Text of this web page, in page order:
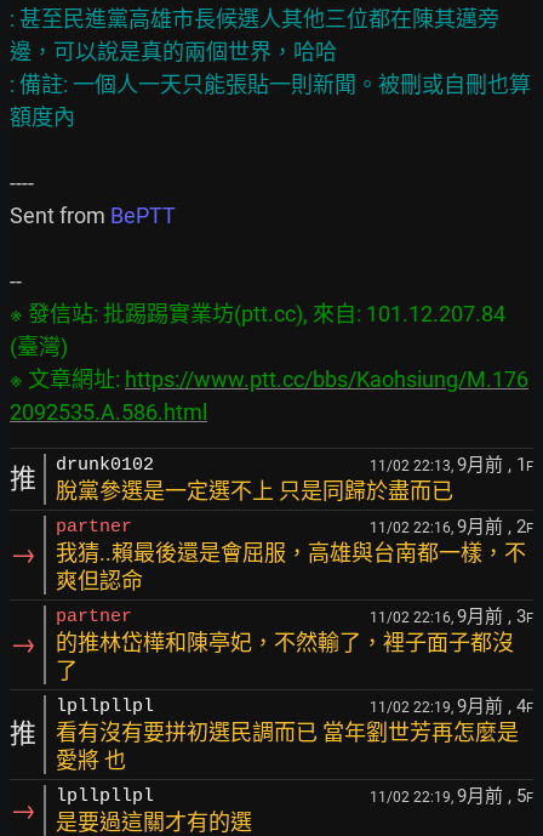
: 甚至民進黨高雄市長候選人其他三位都在陳其邁旁
邊，可以說是真的兩個世界，哈哈
: 備註: 一個人一天只能張貼一則新聞。被刪或自刪也算
----
Sent from BePTT
※ 發信站: 批踢踢實業坊(ptt.cc), 來自: 101.12.207.84
(臺灣)
※ 文章網址: https://www.ptt.cc/bbs/Kaohsiung/M.176
2092535.A.586.html
推 drunk0102 11/02 22:13, 9月前 , 1 F
脫黨參選是一定選不上 只是同歸於盡而已
→
partner 11/02 22:16, 9月前 , 2F
我猜..賴最後還是會屈服，高雄與台南都一樣，不
爽但認命
→
partner 11/02 22:16, 9月前 , 3F
的推林岱樺和陳亭妃，不然輸了，裡子面子都沒
了
推
lpllpllpl 11/02 22:19, 9月前 , 4F
看有沒有要拼初選民調而已 當年劉世芳再怎麼是
愛將 也
→ lpllpllpl 11/02 22:19, 9月前 , 5F
是要過這關才有的選